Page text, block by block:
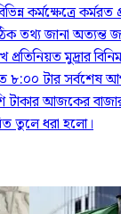
কর্মক্ষেত্রে কর্মরত
তথ্য জানা অত্যন্ত
প্রতিনিয়ত মুদ্রার
টার সর্বশেষ
টাকার আজকের
তুলে ধরা হলো।